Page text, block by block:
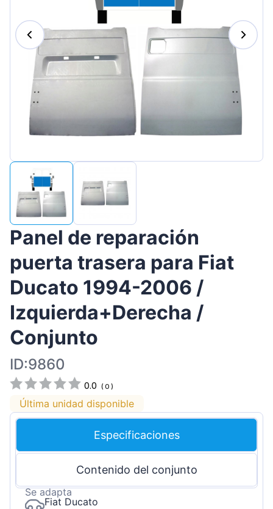
Hrvatski
Português
Panel de reparación
puerta trasera para Fiat
Ducato 1994-2006 /
Izquierda+Derecha /
Conjunto
ID:9860
0.0 (0 )
Última unidad disponible
Especificaciones
Contenido del conjunto
Se adapta
Fiat Ducato